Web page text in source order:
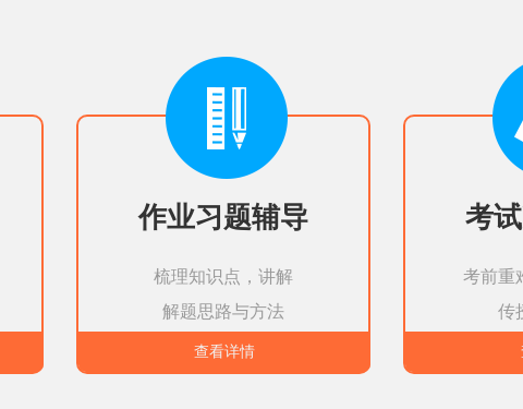
作业习题辅导
梳理知识点，讲解
解题思路与方法
查看详情
考
考前重
传